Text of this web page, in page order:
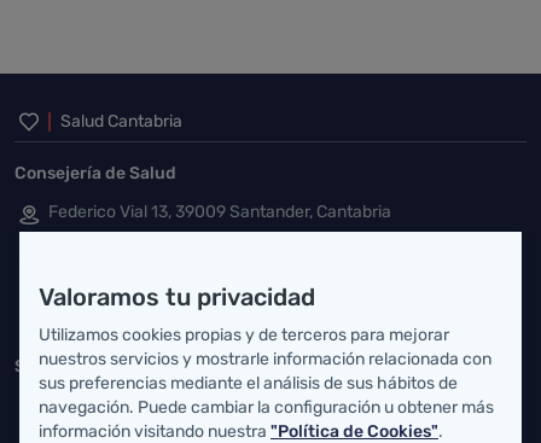
Inicio del pie de página
Salud Cantabria
Consejería de Salud
Federico Vial 13, 39009 Santander, Cantabria
942208130 942395562
Servicio Cántabro de Salud
Cardenal Herrera Oria, S/N 39011 Santander, Cantabria
Valoramos tu privacidad
Utilizamos cookies propias y de terceros para mejorar
nuestros servicios y mostrarle información relacionada con
sus preferencias mediante el análisis de sus hábitos de
navegación. Puede cambiar la configuración u obtener más
información visitando nuestra "Política de Cookies".